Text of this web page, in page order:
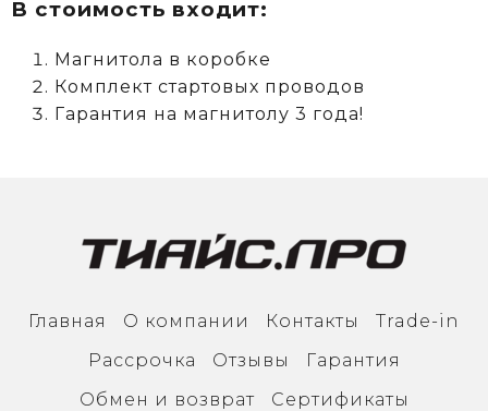
В стоимость входит:
Магнитола в коробке
Комплект стартовых проводов
Гарантия на магнитолу 3 года!
Главная О компании Контакты
Trade-in
Рассрочка
Отзывы
Гарантия
Обмен и возврат
Сертификаты